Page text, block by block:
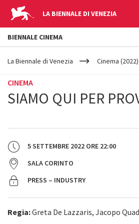
LA BIENNALE DI VENEZIA
YOUR
ARE
La Biennale di Venezia Cinema (2022)
CINEMA
SIAMO QUI PER
5 SETTEMBRE 2022 ORE 22:00
SALA CORINTO
PRESS – INDUSTRY
Regia:Greta De Lazzaris, Jacopo
BIENNALE CINEMA